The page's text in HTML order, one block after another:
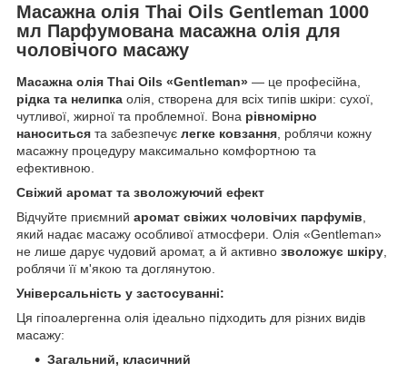
Масажна олія Thai Oils Gentleman 1000
мл Парфумована масажна олія для
чоловічого масажу
Масажна олія Thai Oils «Gentleman» — це професійна,
рідка та нелипка олія, створена для всіх типів шкіри: сухої,
чутливої, жирної та проблемної. Вона рівномірно
наноситься та забезпечує легке ковзання, роблячи кожну
масажну процедуру максимально комфортною та
ефективною.
Свіжий аромат та зволожуючий ефект
Відчуйте приємний аромат свіжих чоловічих парфумів,
який надає масажу особливої атмосфери. Олія «Gentleman»
не лише дарує чудовий аромат, а й активно зволожує шкіру,
роблячи її м'якою та доглянутою.
Універсальність у застосуванні:
Ця гіпоалергенна олія ідеально підходить для різних видів
масажу:
Загальний, класичний